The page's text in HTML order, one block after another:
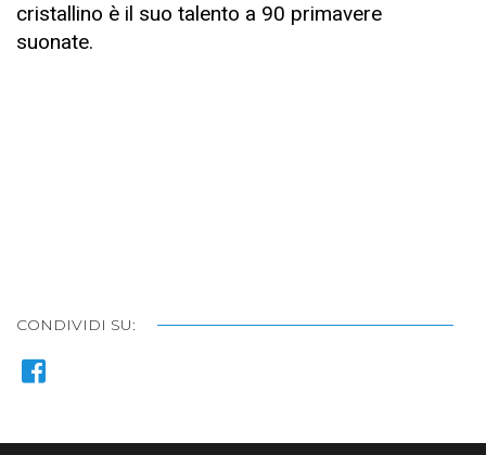
cristallino è il suo talento a 90 primavere
suonate.
CONDIVIDI SU: